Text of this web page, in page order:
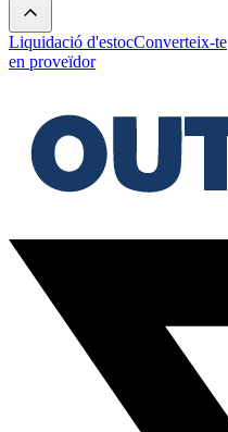
Liquidació d'estocConverteix-te
en proveïdor